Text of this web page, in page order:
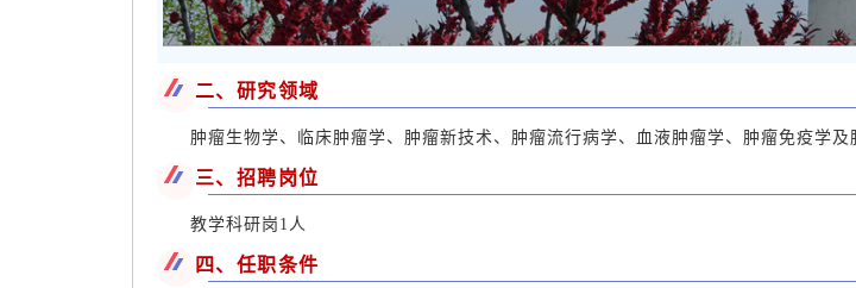
二、研究领域
肿瘤生物学、临床肿瘤学、肿瘤新技术、肿瘤流行病学、血液肿瘤学、肿瘤免疫学及
三、招聘岗位
教学科研岗1人
四、任职条件